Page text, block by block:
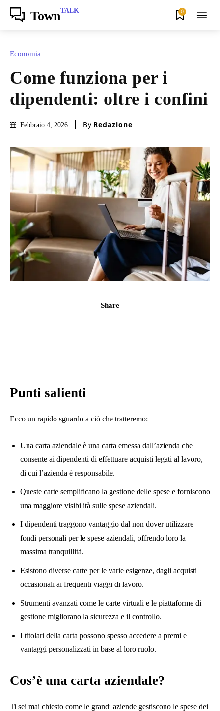
TownTALK 0
Economia
Come funziona per i
dipendenti: oltre i confini
Febbraio 4, 2026 By Redazione
Share
Punti salienti
Ecco un rapido sguardo a ciò che tratteremo:
Una carta aziendale è una carta emessa dall’azienda che
consente ai dipendenti di effettuare acquisti legati al lavoro,
di cui l’azienda è responsabile.
Queste carte semplificano la gestione delle spese e forniscono
una maggiore visibilità sulle spese aziendali.
I dipendenti traggono vantaggio dal non dover utilizzare
fondi personali per le spese aziendali, offrendo loro la
massima tranquillità.
Esistono diverse carte per le varie esigenze, dagli acquisti
occasionali ai frequenti viaggi di lavoro.
Strumenti avanzati come le carte virtuali e le piattaforme di
gestione migliorano la sicurezza e il controllo.
I titolari della carta possono spesso accedere a premi e
vantaggi personalizzati in base al loro ruolo.
Cos’è una carta aziendale?
Ti sei mai chiesto come le grandi aziende gestiscono le spese dei